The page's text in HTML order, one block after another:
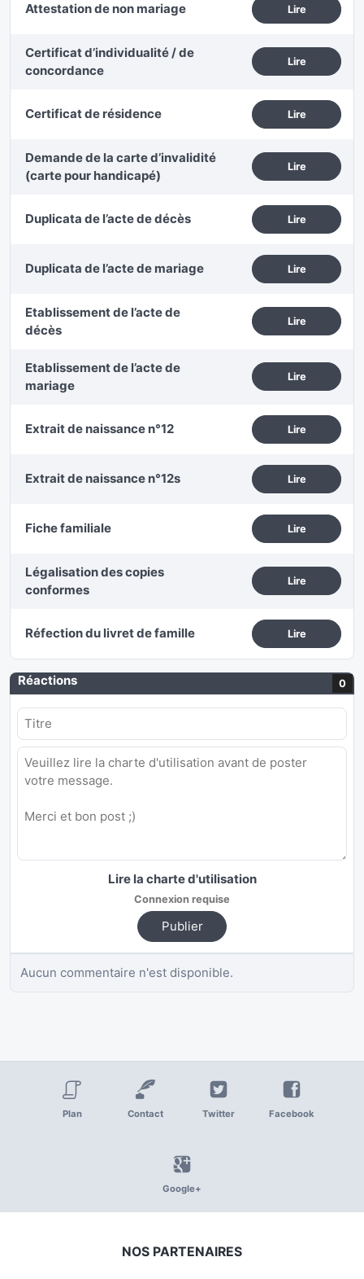
Attestation de non mariage Lire
Certificat d’individualité / de
concordance
Lire
Certificat de résidence Lire
Demande de la carte d’invalidité
(carte pour handicapé)
Lire
Duplicata de l’acte de décès Lire
Duplicata de l’acte de mariage Lire
Etablissement de l’acte de
décès
Lire
Etablissement de l’acte de
mariage
Lire
Extrait de naissance n°12 Lire
Extrait de naissance n°12s Lire
Fiche familiale Lire
Légalisation des copies
conformes
Lire
Réfection du livret de famille Lire
Réactions 0
Lire la charte d'utilisation
Connexion requise
Publier
Aucun commentaire n'est disponible.
Plan Contact Twitter Facebook
Google+
NOS PARTENAIRES